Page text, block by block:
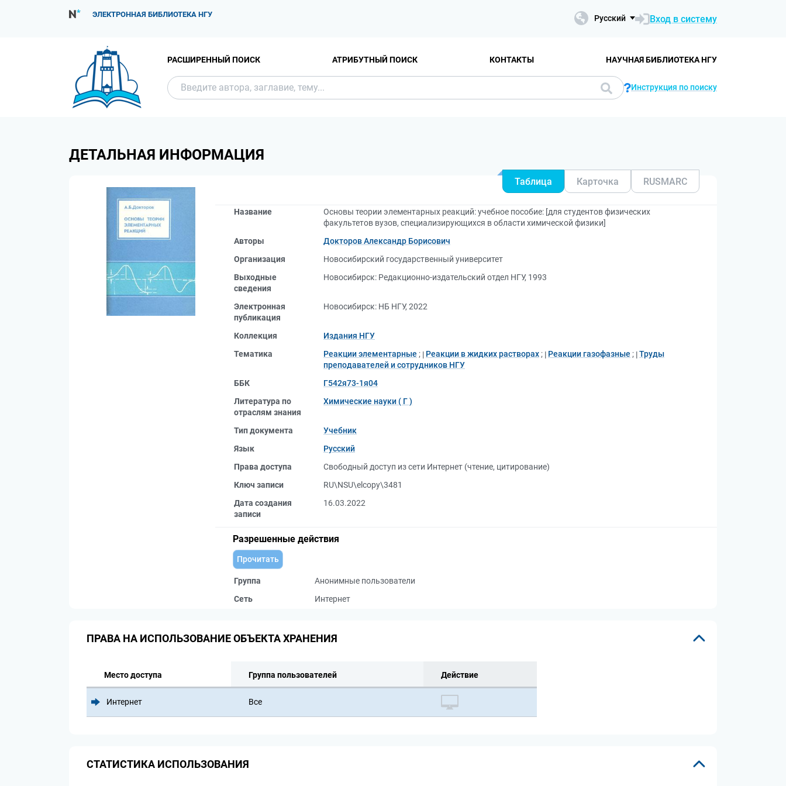
ЭЛЕКТРОННАЯ БИБЛИОТЕКА НГУ Русский Вход в систему
РАСШИРЕННЫЙ ПОИСК АТРИБУТНЫЙ ПОИСК КОНТАКТЫ НАУЧНАЯ БИБЛИОТЕКА НГУ
Инструкция по поиску
ДЕТАЛЬНАЯ ИНФОРМАЦИЯ
Таблица Карточка RUSMARC
Название
Основы теории элементарных реакций: учебное пособие: [для студентов физических
факультетов вузов, специализирующихся в области химической физики]
Авторы
Докторов Александр Борисович
Организация
Новосибирский государственный университет
Выходные
сведения
Новосибирск: Редакционно-издательский отдел НГУ, 1993
Электронная
публикация
Новосибирск: НБ НГУ, 2022
Коллекция
Издания НГУ
Тематика
Реакции элементарные ; Реакции в жидких растворах ; Реакции газофазные ; Труды
преподавателей и сотрудников НГУ
ББК
Г542я73-1я04
Литература по
отраслям знания
Химические науки ( Г )
Тип документа
Учебник
Язык
Русский
Права доступа
Свободный доступ из сети Интернет (чтение, цитирование)
Ключ записи
RU\NSU\elcopy\3481
Дата создания
записи
16.03.2022
Разрешенные действия
Прочитать
Группа
Анонимные пользователи
Сеть
Интернет
ПРАВА НА ИСПОЛЬЗОВАНИЕ ОБЪЕКТА ХРАНЕНИЯ
Место доступа Группа пользователей Действие
Интернет Все
СТАТИСТИКА ИСПОЛЬЗОВАНИЯ